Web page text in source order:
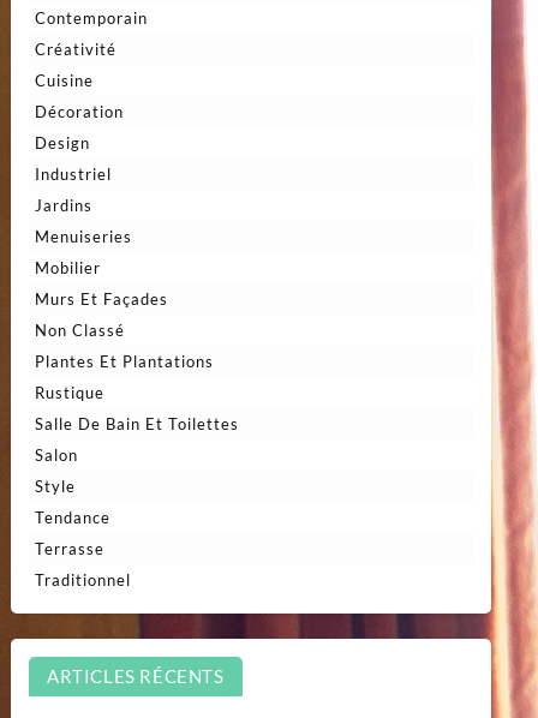
Contemporain
Créativité
Cuisine
Décoration
Design
Industriel
Jardins
Menuiseries
Mobilier
Murs Et Façades
Non Classé
Plantes Et Plantations
Rustique
Salle De Bain Et Toilettes
Salon
Style
Tendance
Terrasse
Traditionnel
ARTICLES RÉCENTS